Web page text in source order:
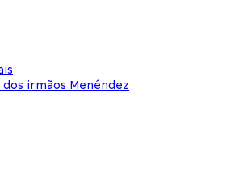
irmãos Menéndez